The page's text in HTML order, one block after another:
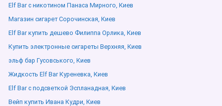
Elf Bar с никотином Панаса Мирного, Киев
Магазин сигарет Сорочинская, Киев
Elf Bar купить дешево Филиппа Орлика, Киев
Купить электронные сигареты Верхняя, Киев
эльф бар Гусовського, Киев
Жидкость Elf Bar Куреневка, Киев
Elf Bar с подсветкой Эспланадная, Киев
Вейп купить Ивана Кудри, Киев